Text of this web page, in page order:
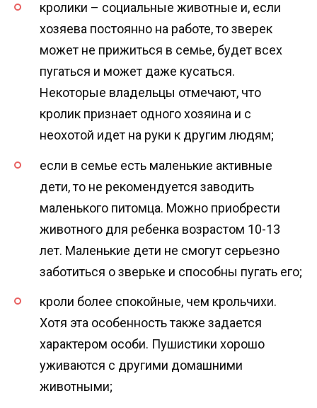
кролики – социальные животные и, если
хозяева постоянно на работе, то зверек
может не прижиться в семье, будет всех
пугаться и может даже кусаться.
Некоторые владельцы отмечают, что
кролик признает одного хозяина и с
неохотой идет на руки к другим людям;
если в семье есть маленькие активные
дети, то не рекомендуется заводить
маленького питомца. Можно приобрести
животного для ребенка возрастом 10-13
лет. Маленькие дети не смогут серьезно
заботиться о зверьке и способны пугать его;
кроли более спокойные, чем крольчихи.
Хотя эта особенность также задается
характером особи. Пушистики хорошо
уживаются с другими домашними
животными;